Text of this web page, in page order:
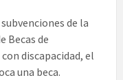
de la
Becas de
discapacidad, el
una beca.